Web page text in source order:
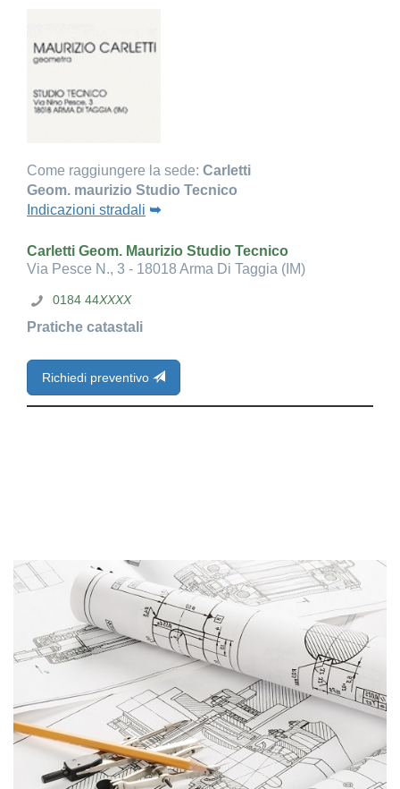
Come raggiungere la sede: Carletti
Geom. maurizio Studio Tecnico
Indicazioni stradali ➥
Carletti Geom. Maurizio Studio Tecnico
Via Pesce N., 3 - 18018 Arma Di Taggia (IM)
0184 44XXXX
Pratiche catastali
Richiedi preventivo